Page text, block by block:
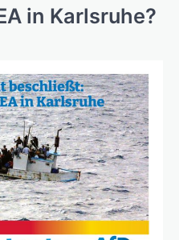
in Karlsruhe?